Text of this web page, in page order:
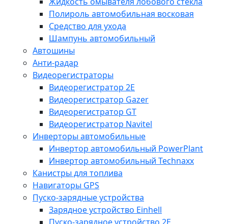
Полироль автомобильная восковая
Средство для ухода
Шампунь автомобильный
Автошины
Анти-радар
Видеорегистраторы
Видеорегистратор 2E
Видеорегистратор Gazer
Видеорегистратор GT
Видеорегистратор Navitel
Инверторы автомобильные
Инвертор автомобильный PowerPlant
Инвертор автомобильный Technaxx
Канистры для топлива
Навигаторы GPS
Пуско-зарядные устройства
Зарядное устройство Einhell